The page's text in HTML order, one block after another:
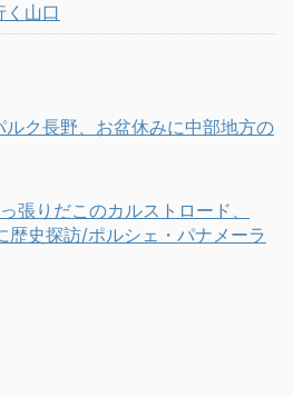
く山口
ルク長野、お盆休みに中部地方の
張りだこのカルストロード、
歴史探訪/ポルシェ・パナメーラ